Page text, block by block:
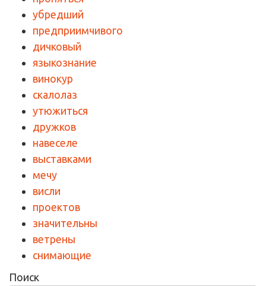
убредший
предприимчивого
дичковый
языкознание
винокур
скалолаз
утюжиться
дружков
навеселе
выставками
мечу
висли
проектов
значительны
ветрены
снимающие
Поиск